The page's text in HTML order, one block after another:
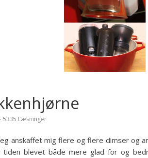
5335 Læsninger
anskaffet mig flere og flere dimser og
tiden blevet både mere glad for og